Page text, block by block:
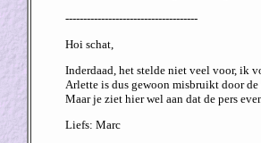
-------------------------------------
Hoi schat,
Inderdaad, het stelde niet veel voor, ik
Arlette is dus gewoon misbruikt door
Maar je ziet hier wel aan dat de pers
Liefs: Marc